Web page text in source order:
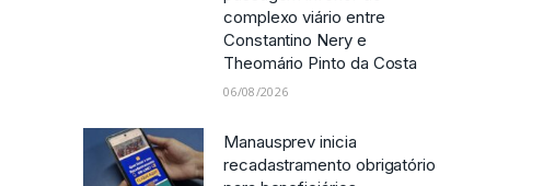
complexo viário entre
Constantino Nery e
Theomário Pinto da Costa
06/08/2026
Manausprev inicia
recadastramento obrigatório